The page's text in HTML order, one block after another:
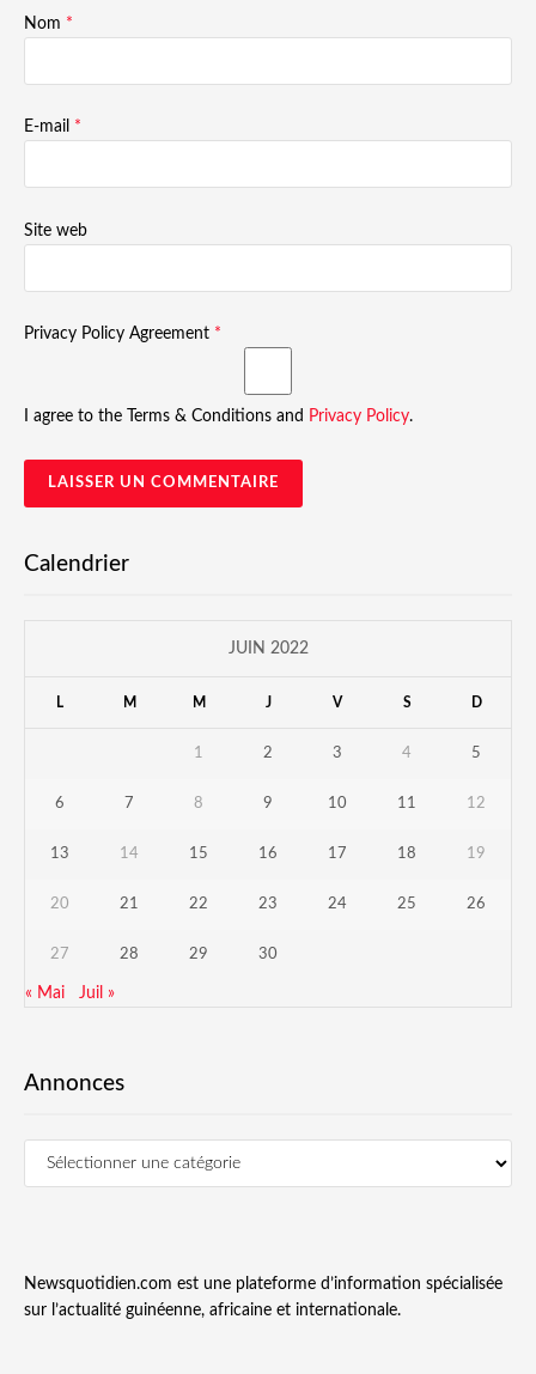
Nom *
E-mail *
Site web
Privacy Policy Agreement *
I agree to the Terms & Conditions and Privacy Policy.
Calendrier
JUIN 2022
L M M J V S D
1 2 3 4 5
6 7 8 9 10 11 12
13 14 15 16 17 18 19
20 21 22 23 24 25 26
27 28 29 30
« Mai Juil »
Annonces
Newsquotidien.com est une plateforme d’information spécialisée
sur l’actualité guinéenne, africaine et internationale.